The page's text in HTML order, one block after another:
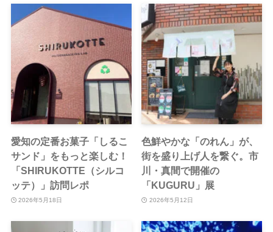
愛知の定番お菓子「しるこ
サンド」をもっと楽しむ！
「SHIRUKOTTE（シルコ
ッテ）」訪問レポ
2026年5月18日
色鮮やかな「のれん」が、
街を盛り上げ人を繋ぐ。市
川・真間で開催の
「KUGURU」展
2026年5月12日